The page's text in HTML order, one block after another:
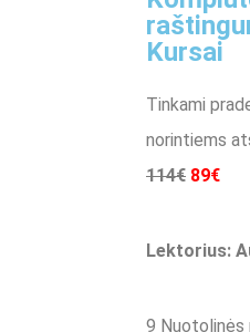
Kursai
Tinkami
norintiems
114€ 89€
Lektorius:
9 Nuotolinės